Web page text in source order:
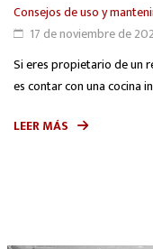
Consejos de uso y
17 de noviembre de
Si eres propietario de un
es contar con una cocina
LEER MÁS